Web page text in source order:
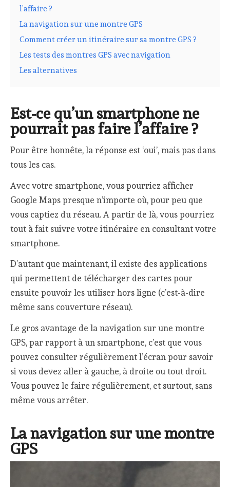
l’affaire ?
La navigation sur une montre GPS
Comment créer un itinéraire sur sa montre GPS ?
Les tests des montres GPS avec navigation
Les alternatives
Est-ce qu’un smartphone ne
pourrait pas faire l’affaire ?
Pour être honnête, la réponse est ‘oui’, mais pas dans
tous les cas.
Avec votre smartphone, vous pourriez afficher
Google Maps presque n’importe où, pour peu que
vous captiez du réseau. A partir de là, vous pourriez
tout à fait suivre votre itinéraire en consultant votre
smartphone.
D’autant que maintenant, il existe des applications
qui permettent de télécharger des cartes pour
ensuite pouvoir les utiliser hors ligne (c’est-à-dire
même sans couverture réseau).
Le gros avantage de la navigation sur une montre
GPS, par rapport à un smartphone, c’est que vous
pouvez consulter régulièrement l’écran pour savoir
si vous devez aller à gauche, à droite ou tout droit.
Vous pouvez le faire régulièrement, et surtout, sans
même vous arrêter.
La navigation sur une montre
GPS